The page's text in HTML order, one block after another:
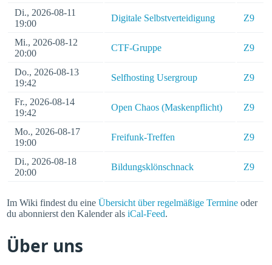
Di., 2026-08-11
19:00
Digitale Selbstverteidigung Z9
Mi., 2026-08-12
20:00
CTF-Gruppe Z9
Do., 2026-08-13
19:42
Selfhosting Usergroup Z9
Fr., 2026-08-14
19:42
Open Chaos (Maskenpflicht) Z9
Mo., 2026-08-17
19:00
Freifunk-Treffen Z9
Di., 2026-08-18
20:00
Bildungsklönschnack Z9
Im Wiki findest du eineÜbersicht über regelmäßige Termine oder
du abonnierst den Kalender alsiCal-Feed.
Über uns